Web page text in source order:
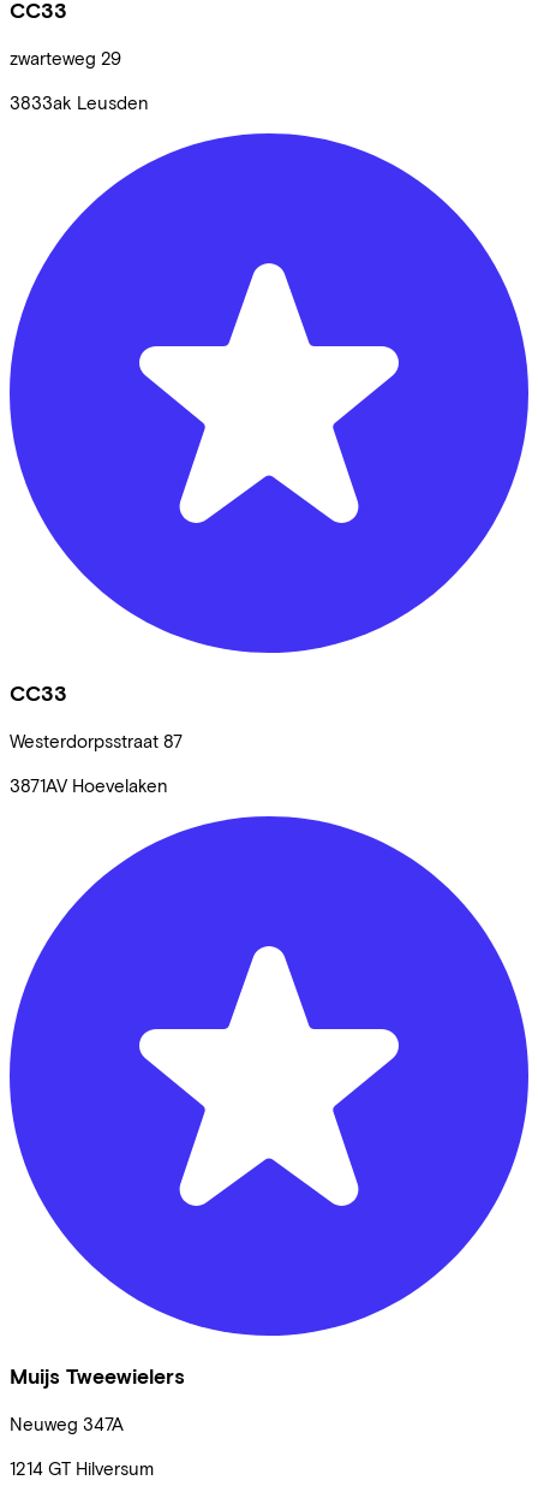
CC33
zwarteweg 29
3833ak Leusden
CC33
Westerdorpsstraat 87
3871AV Hoevelaken
Muijs Tweewielers
Neuweg 347A
1214 GT Hilversum